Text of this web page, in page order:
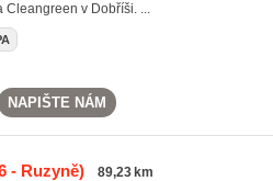
Cleangreen v Dobříši. ...
NAPIŠTE NÁM
- Ruzyně) 89,23 km